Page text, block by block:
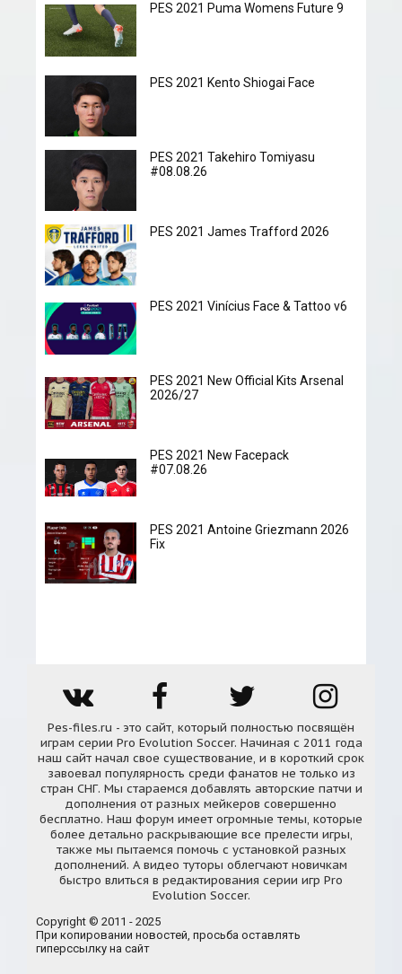
PES 2021 Puma Womens Future 9
PES 2021 Kento Shiogai Face
PES 2021 Takehiro Tomiyasu
#08.08.26
PES 2021 James Trafford 2026
PES 2021 Vinícius Face & Tattoo v6
PES 2021 New Official Kits Arsenal
2026/27
PES 2021 New Facepack
#07.08.26
PES 2021 Antoine Griezmann 2026
Fix
Pes-files.ru - это сайт, который полностью посвящён
играм серии Pro Evolution Soccer. Начиная с 2011 года
наш сайт начал свое существование, и в короткий срок
завоевал популярность среди фанатов не только из
стран СНГ. Мы стараемся добавлять авторские патчи и
дополнения от разных мейкеров совершенно
бесплатно. Наш форум имеет огромные темы, которые
более детально раскрывающие все прелести игры,
также мы пытаемся помочь с установкой разных
дополнений. А видео туторы облегчают новичкам
быстро влиться в редактирования серии игр Pro
Evolution Soccer.
Copyright © 2011 - 2025
При копировании новостей, просьба оставлять
гиперссылку на сайт